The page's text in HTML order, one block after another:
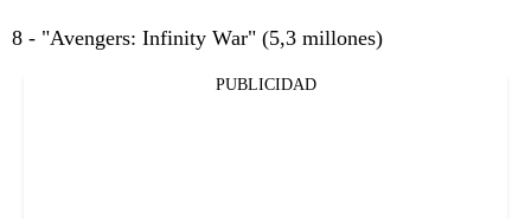
8 - "Avengers: Infinity War" (5,3 millones)
PUBLICIDAD